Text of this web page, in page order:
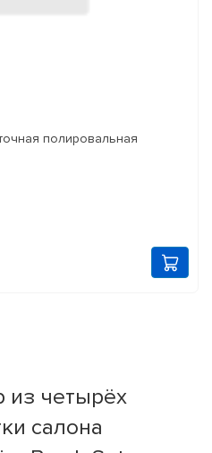
полировальная
из четырёх
салона